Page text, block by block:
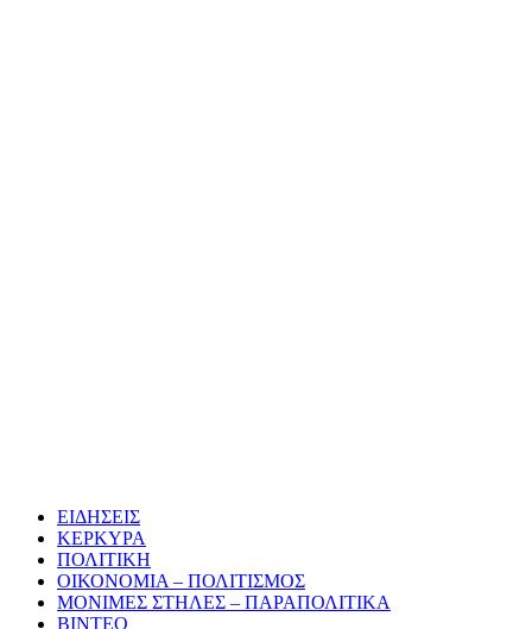
ΕΙΔΗΣΕΙΣ
ΚΕΡΚΥΡΑ
ΠΟΛΙΤΙΚΗ
ΟΙΚΟΝΟΜΙΑ – ΠΟΛΙΤΙΣΜΟΣ
ΜΟΝΙΜΕΣ ΣΤΗΛΕΣ – ΠΑΡΑΠΟΛΙΤΙΚΑ
ΒΙΝΤΕΟ